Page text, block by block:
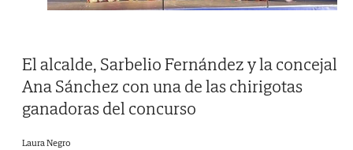
El alcalde, Sarbelio Fernández y la concejal
Ana Sánchez con una de las chirigotas
ganadoras del concurso
Laura Negro